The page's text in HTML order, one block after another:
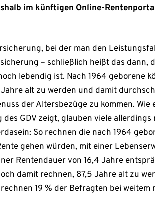
im künftigen Online-
bei der man den
– schließlich heißt das dann,
lebendig ist. Nach 1964 geborene
alt zu werden und damit
der Altersbezüge zu kommen. Wie
GDV zeigt, glauben viele allerdings
So rechnen die nach 1964
gehen würden, mit einer
Rentendauer von 16,4 Jahre
damit rechnen, 87,5 Jahre alt zu
19 % der Befragten bei weitem